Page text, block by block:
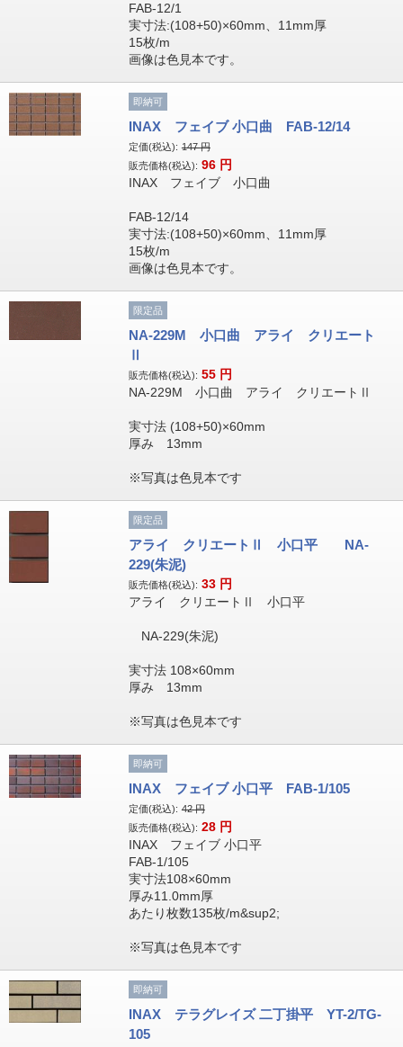
FAB-12/1
実寸法:(108+50)×60mm、11mm厚
15枚/m
画像は色見本です。
即納可
INAX フェイブ 小口曲 FAB-12/14
定価(税込): 147円
販売価格(税込): 96 円
INAX フェイブ 小口曲
FAB-12/14
実寸法:(108+50)×60mm、11mm厚
15枚/m
画像は色見本です。
限定品
NA-229M 小口曲 アライ クリエート
Ⅱ
販売価格(税込): 55 円
NA-229M 小口曲 アライ クリエートⅡ
実寸法 (108+50)×60mm
厚み 13mm
※写真は色見本です
限定品
アライ クリエートⅡ 小口平 NA-
229(朱泥)
販売価格(税込): 33 円
アライ クリエートⅡ 小口平
NA-229(朱泥)
実寸法 108×60mm
厚み 13mm
※写真は色見本です
即納可
INAX フェイブ 小口平 FAB-1/105
定価(税込): 42円
販売価格(税込): 28 円
INAX フェイブ 小口平
FAB-1/105
実寸法108×60mm
厚み11.0mm厚
あたり枚数135枚/m&sup2;
※写真は色見本です
即納可
INAX テラグレイズ 二丁掛平 YT-2/TG-
105